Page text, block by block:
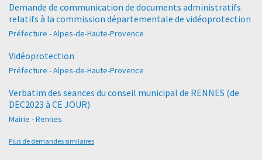
Demande de communication de documents administratifs
relatifs à la commission départementale de vidéoprotection
Préfecture - Alpes-de-Haute-Provence
Vidéoprotection
Préfecture - Alpes-de-Haute-Provence
Verbatim des seances du conseil municipal de RENNES (de
DEC2023 à CE JOUR)
Mairie - Rennes
Plus de demandes similaires